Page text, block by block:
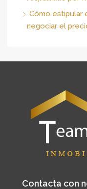
Cómo estipular
negociar el
Contacta con